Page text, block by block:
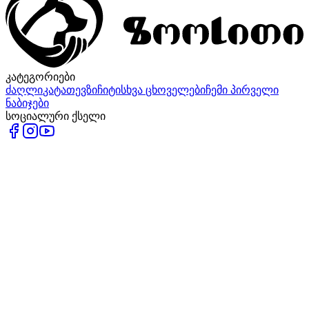
კატეგორიები
ძაღლიკატათევზიჩიტისხვა ცხოველებიჩემი პირველი
ნაბიჯები
სოციალური ქსელი